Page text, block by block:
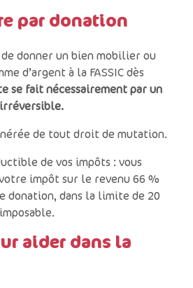
par donation
donner un bien mobilier ou
d’argent à la FASSIC dès
se fait nécessairement par un
de tout droit de mutation.
de vos impôts : vous
impôt sur le revenu 66 %
donation, dans la limite de 20
aider dans la